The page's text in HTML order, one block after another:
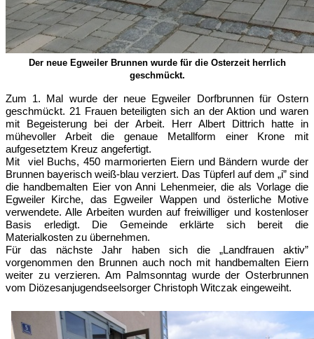
Der neue Egweiler Brunnen wurde für die Osterzeit herrlich
geschmückt.
Zum 1. Mal wurde der neue Egweiler Dorfbrunnen für Ostern
geschmückt. 21 Frauen beteiligten sich an der Aktion und waren
mit Begeisterung bei der Arbeit. Herr Albert Dittrich hatte in
mühevoller Arbeit die genaue Metallform einer Krone mit
aufgesetztem Kreuz angefertigt.
Mit viel Buchs, 450 marmorierten Eiern und Bändern wurde der
Brunnen bayerisch weiß-blau verziert. Das Tüpferl auf dem „i” sind
die handbemalten Eier von Anni Lehenmeier, die als Vorlage die
Egweiler Kirche, das Egweiler Wappen und österliche Motive
verwendete. Alle Arbeiten wurden auf freiwilliger und kostenloser
Basis erledigt. Die Gemeinde erklärte sich bereit die
Materialkosten zu übernehmen.
Für das nächste Jahr haben sich die „Landfrauen aktiv”
vorgenommen den Brunnen auch noch mit handbemalten Eiern
weiter zu verzieren. Am Palmsonntag wurde der Osterbrunnen
vom Diözesanjugendseelsorger Christoph Witczak eingeweiht.